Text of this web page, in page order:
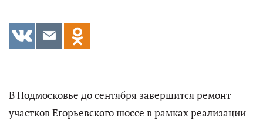
В Подмосковье до сентября завершится ремонт
участков Егорьевского шоссе в рамках реализации